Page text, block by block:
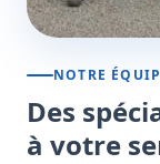
NOTRE
Des
à votre